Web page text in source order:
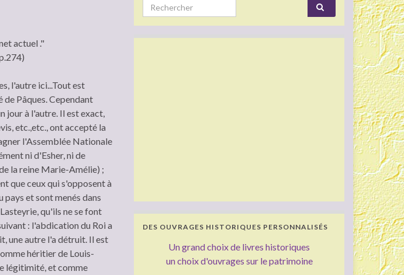
actuel ."
l'autre ici...Tout est
Pâques. Cependant
jour à l'autre. Il est exact,
etc.,etc., ont accepté la
l'Assemblée Nationale
ni d'Esher, ni de
la reine Marie-Amélie) ;
que ceux qui s'opposent à
et sont menés dans
qu'ils ne se font
: l'abdication du Roi a
une autre l'a détruit. Il est
héritier de Louis-
légitimité, et comme
Search for:
DES OUVRAGES HISTORIQUES PERSONNALISÉS
Un grand choix de livres historiques
un choix d'ouvrages sur le patrimoine